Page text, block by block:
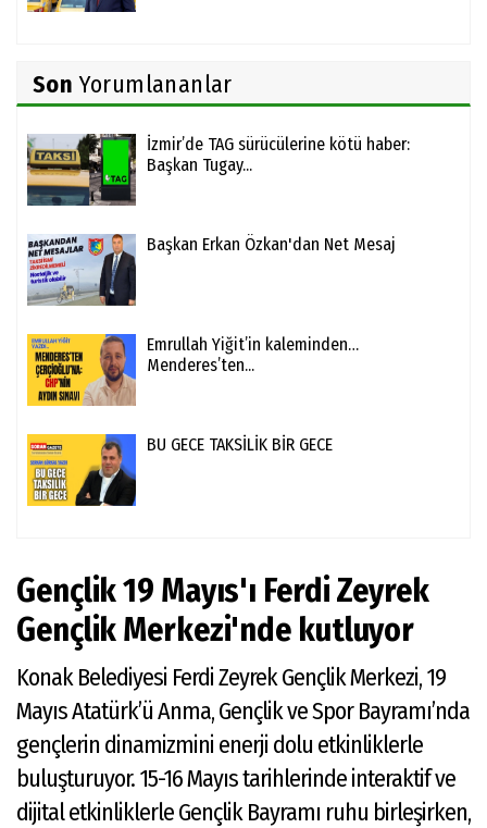
Son Yorumlananlar
İzmir’de TAG sürücülerine kötü haber:
Başkan Tugay...
Başkan Erkan Özkan'dan Net Mesaj
Emrullah Yiğit’in kaleminden…
Menderes’ten...
BU GECE TAKSİLİK BİR GECE
Gençlik 19 Mayıs'ı Ferdi Zeyrek
Gençlik Merkezi'nde kutluyor
Konak Belediyesi Ferdi Zeyrek Gençlik Merkezi, 19
Mayıs Atatürk’ü Anma, Gençlik ve Spor Bayramı’nda
gençlerin dinamizmini enerji dolu etkinliklerle
buluşturuyor. 15-16 Mayıs tarihlerinde interaktif ve
dijital etkinliklerle Gençlik Bayramı ruhu birleşirken,